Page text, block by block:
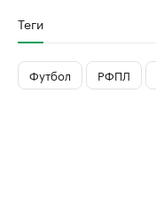
Теги
Футбол РФПЛ